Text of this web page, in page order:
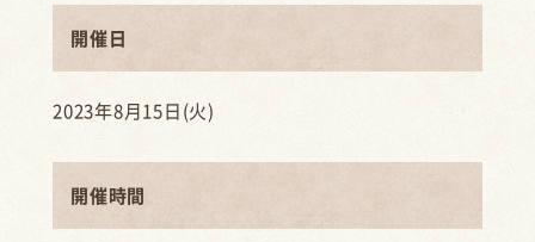
開催日
2023年8月15日(火)
開催時間